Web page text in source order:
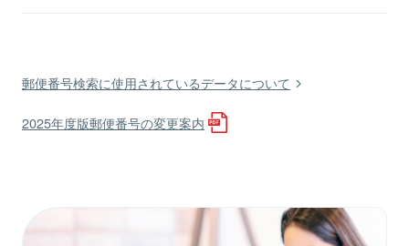
郵便番号検索に使用されているデータについて
2025年度版郵便番号の変更案内